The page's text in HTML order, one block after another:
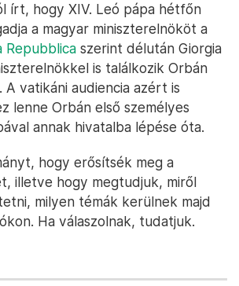
írt, hogy XIV. Leó pápa hétfőn
a magyar miniszterelnököt a
Repubblica szerint délután Giorgia
is találkozik Orbán
A vatikáni audiencia azért is
lenne Orbán első személyes
annak hivatalba lépése óta.
hogy erősítsék meg a
illetve hogy megtudjuk, miről
milyen témák kerülnek majd
Ha válaszolnak, tudatjuk.